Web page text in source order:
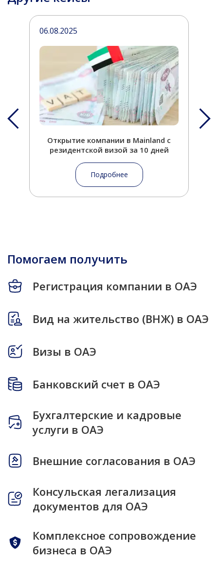
06.08.2025
Открытие компании в Mainland с
резидентской визой за 10 дней
Подробнее
Помогаем получить
Регистрация компании в ОАЭ
Вид на жительство (ВНЖ) в ОАЭ
Визы в ОАЭ
Банковский счет в ОАЭ
Бухгалтерские и кадровые
услуги в ОАЭ
Внешние согласования в ОАЭ
Консульская легализация
документов для ОАЭ
Комплексное сопровождение
бизнеса в ОАЭ